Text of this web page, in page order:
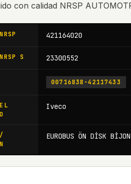
con calidad NRSP
421164020
S 23300552
00716838-42117433
Iveco
EUROBUS ÖN DİSK